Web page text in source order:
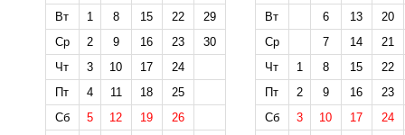
Вт
1 8 15 22
29
Ср
2 9 16 23
30
Чт
3 10 17
24
Пт
4 11 18
25
Сб
5 12 19
26
Вт
6 13
20
Ср
7 14
21
Чт
1 8 15
22
Пт
2 9 16
23
Сб
3 10 17
24